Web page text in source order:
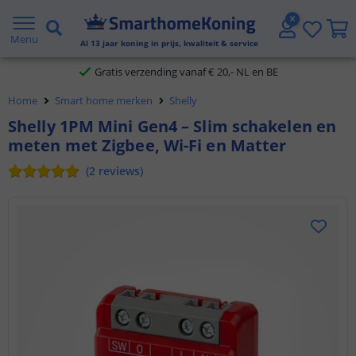
Menu Al 13 jaar koning in prijs, kwaliteit & service
2 jaar garantie
Gratis verzending vanaf € 20,- NL en BE
Klantbeoordeling 9.1
Voor 23:45 uur besteld, morgen in huis
Home Smart home merken Shelly
Shelly 1PM Mini Gen4 – Slim schakelen en
meten met Zigbee, Wi-Fi en Matter
(2 reviews)